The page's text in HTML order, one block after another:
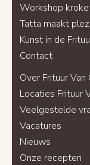
Workshop
Tatta maakt
Kunst in de
Contact
Over Frituur Van
Locaties Frituur
Veelgestelde
Vacatures
Nieuws
Onze recepten